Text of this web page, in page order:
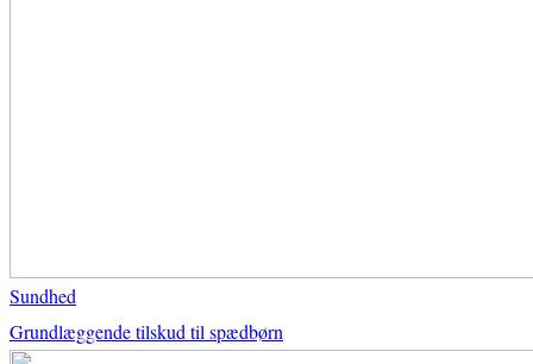
Sundhed
Grundlæggende tilskud til spædbørn